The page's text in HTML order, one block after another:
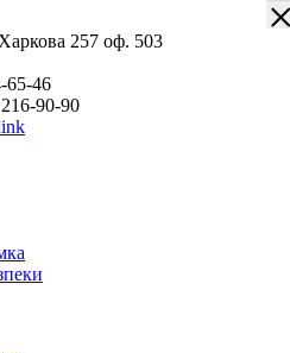
257 оф. 503
65-46
90-90